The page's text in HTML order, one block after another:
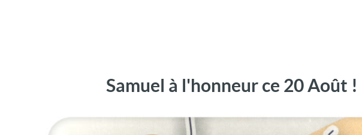
Samuel à l'honneur ce 20 Août !